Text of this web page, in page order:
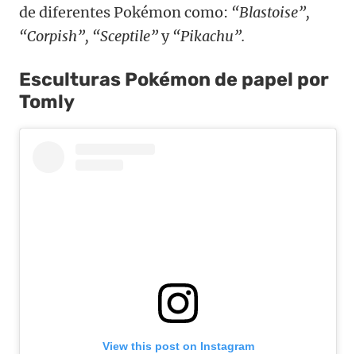
de diferentes Pokémon como: “Blastoise”,
“Corpish”, “Sceptile”y“Pikachu”.
Esculturas Pokémon de papel por
Tomly
View this post on Instagram